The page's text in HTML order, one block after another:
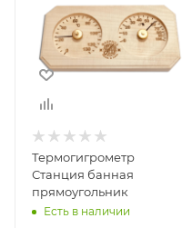
Глубина, мм
20
Высота, мм
100
Материал
Дерево
Термогигрометр
Станция банная
прямоугольник
Есть в наличии